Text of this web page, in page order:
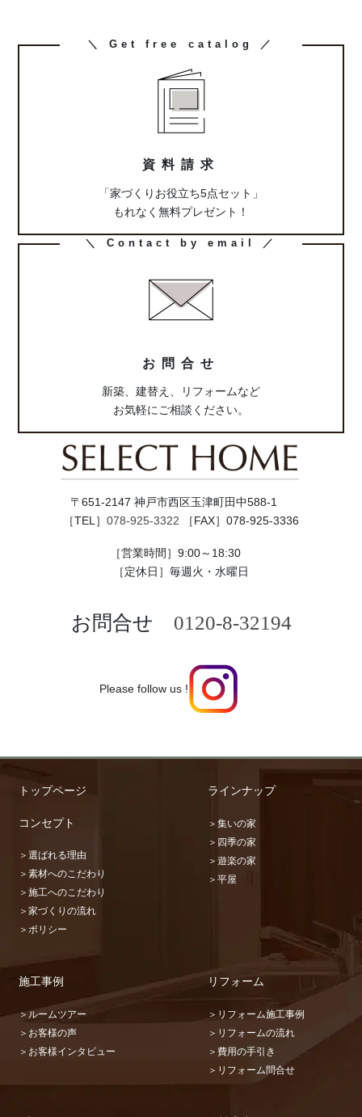
カ
＼ Get free catalog ／
資料請求
「家づくりお役立ち5点セット」
もれなく無料プレゼント！
カ
＼ Contact by email ／
お問合せ
新築、建替え、リフォームなど
お気軽にご相談ください。
〒651-2147 神戸市西区玉津町田中588-1
［TEL］ 078-925-3322 ［FAX］078-925-3336
［営業時間］9:00～18:30
［定休日］毎週火・水曜日
お問合せ 0120-8-32194
Please follow us !
トップページ
コンセプト
＞選ばれる理由
＞素材へのこだわり
＞施工へのこだわり
＞家づくりの流れ
＞ポリシー
ラインナップ
＞集いの家
＞四季の家
＞遊楽の家
＞平屋
施工事例
＞ルームツアー
＞お客様の声
＞お客様インタビュー
リフォーム
＞リフォーム施工事例
＞リフォームの流れ
＞費用の手引き
＞リフォーム問合せ